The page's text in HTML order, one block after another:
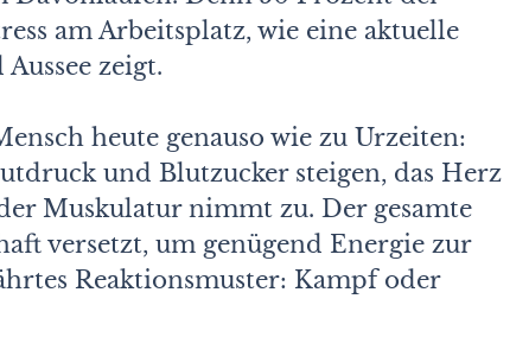
am Arbeitsplatz, wie eine aktuelle
zeigt.
heute genauso wie zu Urzeiten:
und Blutzucker steigen, das Herz
Muskulatur nimmt zu. Der gesamte
versetzt, um genügend Energie zur
Reaktionsmuster: Kampf oder